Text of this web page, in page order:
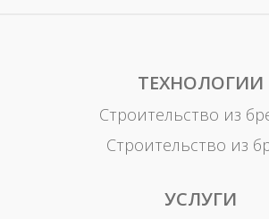
ТЕХНОЛОГИИ
Строительство из
Строительство из
УСЛУГИ